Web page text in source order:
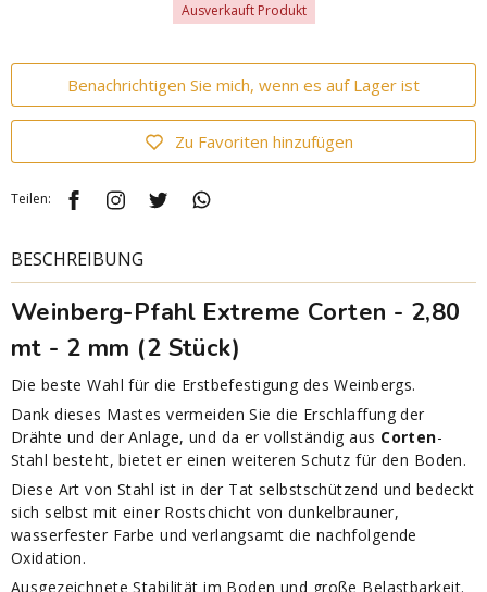
Ausverkauft Produkt
Benachrichtigen Sie mich, wenn es auf Lager ist
Zu Favoriten hinzufügen
Teilen:
BESCHREIBUNG
Weinberg-Pfahl Extreme Corten - 2,80
mt - 2 mm (2 Stück)
Die beste Wahl für die Erstbefestigung des Weinbergs.
Dank dieses Mastes vermeiden Sie die Erschlaffung der
Drähte und der Anlage, und da er vollständig aus Corten-
Stahl besteht, bietet er einen weiteren Schutz für den Boden.
Diese Art von Stahl ist in der Tat selbstschützend und bedeckt
sich selbst mit einer Rostschicht von dunkelbrauner,
wasserfester Farbe und verlangsamt die nachfolgende
Oxidation.
Ausgezeichnete Stabilität im Boden und große Belastbarkeit.